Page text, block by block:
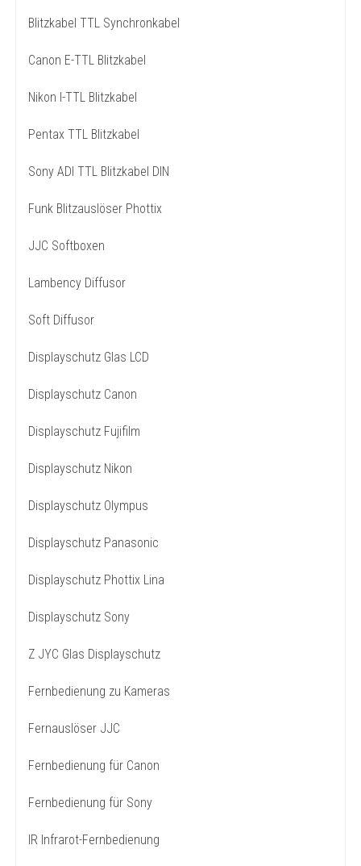
Blitzkabel TTL Synchronkabel
Canon E-TTL Blitzkabel
Nikon I-TTL Blitzkabel
Pentax TTL Blitzkabel
Sony ADI TTL Blitzkabel DIN
Funk Blitzauslöser Phottix
JJC Softboxen
Lambency Diffusor
Soft Diffusor
Displayschutz Glas LCD
Displayschutz Canon
Displayschutz Fujifilm
Displayschutz Nikon
Displayschutz Olympus
Displayschutz Panasonic
Displayschutz Phottix Lina
Displayschutz Sony
Z JYC Glas Displayschutz
Fernbedienung zu Kameras
Fernauslöser JJC
Fernbedienung für Canon
Fernbedienung für Sony
IR Infrarot-Fernbedienung